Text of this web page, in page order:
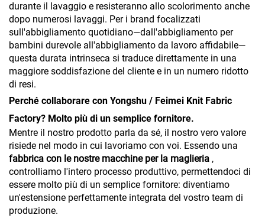
durante il lavaggio e resisteranno allo scolorimento anche
dopo numerosi lavaggi. Per i brand focalizzati
sull'abbigliamento quotidiano—dall'abbigliamento per
bambini durevole all'abbigliamento da lavoro affidabile—
questa durata intrinseca si traduce direttamente in una
maggiore soddisfazione del cliente e in un numero ridotto
di resi.
Perché collaborare con Yongshu / Feimei Knit Fabric
Factory? Molto più di un semplice fornitore.
Mentre il nostro prodotto parla da sé, il nostro vero valore
risiede nel modo in cui lavoriamo con voi. Essendo una
fabbrica con le nostre macchine per la maglieria ,
controlliamo l'intero processo produttivo, permettendoci di
essere molto più di un semplice fornitore: diventiamo
un'estensione perfettamente integrata del vostro team di
produzione.